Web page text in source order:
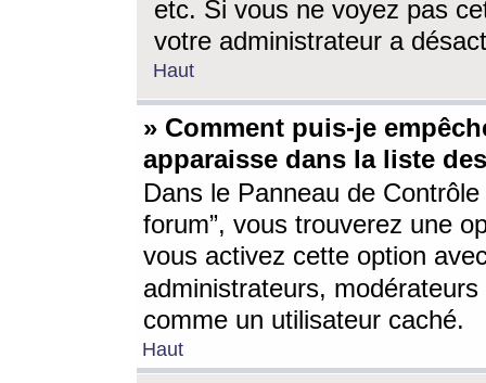
etc. Si vous ne voyez pas
votre administrateur a
Haut
» Comment puis-je
apparaisse dans la liste
Dans le Panneau de
forum”, vous trouverez une
vous activez cette option
administrateurs,
comme un utilisateur caché.
Haut